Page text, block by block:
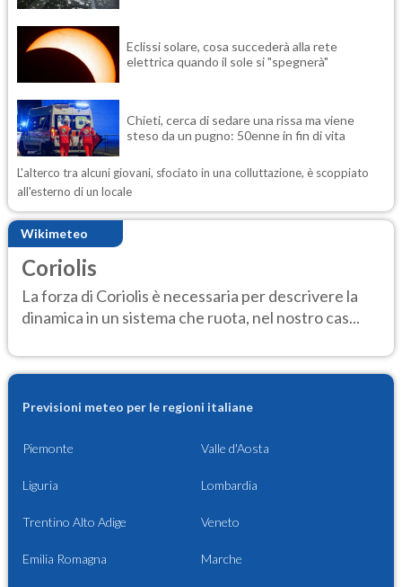
Eclissi solare, cosa succederà alla rete
elettrica quando il sole si "spegnerà"
Chieti, cerca di sedare una rissa ma viene
steso da un pugno: 50enne in fin di vita
L'alterco tra alcuni giovani, sfociato in una colluttazione, è scoppiato
all'esterno di un locale
Wikimeteo
Coriolis
La forza di Coriolis è necessaria per descrivere la
dinamica in un sistema che ruota, nel nostro cas...
Previsioni meteo per le regioni italiane
Piemonte Valle d'Aosta
Liguria Lombardia
Trentino Alto Adige Veneto
Emilia Romagna Marche